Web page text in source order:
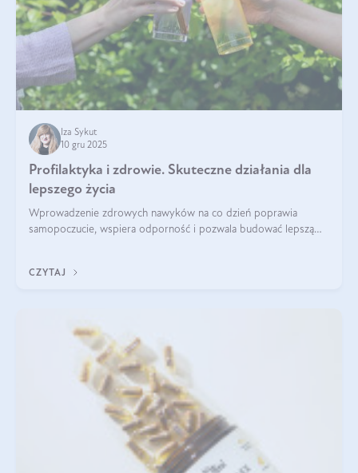
Iza Sykut
10 gru 2025
Profilaktyka i zdrowie. Skuteczne działania dla
lepszego życia
Wprowadzenie zdrowych nawyków na co dzień poprawia
samopoczucie, wspiera odporność i pozwala budować lepszą
CZYTAJ